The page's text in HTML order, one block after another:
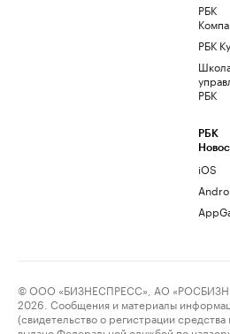
РБК
РБК
РБК
РБК
iOS
© ООО «БИЗНЕСПРЕСС», АО
2026. Сообщения и материалы
(свидетельство о регистрации